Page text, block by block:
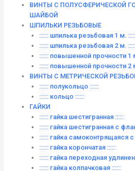
ВИНТЫ С ПОЛУСФЕРИЧЕСКОЙ
ШАЙБОЙ
ШПИЛЬКИ РЕЗЬБОВЫЕ
:::::: шпилька резьбовая 1 м.
:::::: шпилька резьбовая 2 м.
:::::: повышенной прочности 1
:::::: повышенной прочности 2
ВИНТЫ C МЕТРИЧЕСКОЙ
:::::: полукольцо ::::::
:::::: кольцо ::::::
ГАЙКИ
:::::: гайка шестигранная ::::::
:::::: гайка шестигранная с
:::::: гайка самоконтрящаяся
:::::: гайка корончатая ::::::
:::::: гайка переходная
:::::: гайка колпачковая ::::::